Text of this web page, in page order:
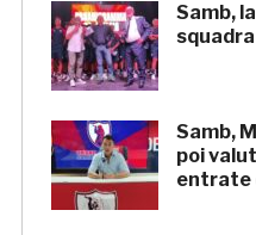
Samb,
Samb,
poi
entrate